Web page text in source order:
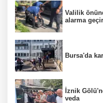
Valilik
alarma
Bursa'da
İznik
veda